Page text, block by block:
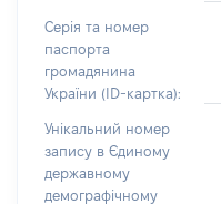
Серія та номер
паспорта
громадянина
України (ID-картка):
Унікальний номер
запису в Єдиному
державному
демографічному